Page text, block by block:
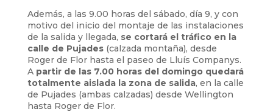
Además, a las 9.00 horas del sábado, día 9, y con
motivo del inicio del montaje de las instalaciones
de la salida y llegada, se cortará el tráfico en la
calle de Pujades(calzada montaña), desde
Roger de Flor hasta el paseo de Lluís Companys.
A partir de las 7.00 horas del domingo quedará
totalmente aislada la zona de salida, en la calle
de Pujades (ambas calzadas) desde Wellington
hasta Roger de Flor.